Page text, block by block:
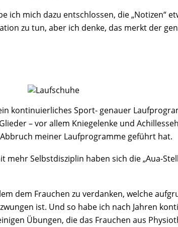
ich mich dazu entschlossen, die „Notizen“
zu tun, aber ich denke, das merkt der
kontinuierliches Sport- genauer
– vor allem Kniegelenke und
meiner Laufprogramme geführt hat.
Selbstdisziplin haben sich die „Aua-
dem Frauchen zu verdanken, welche
ist. Und so habe ich nach Jahren
Übungen, die das Frauchen aus